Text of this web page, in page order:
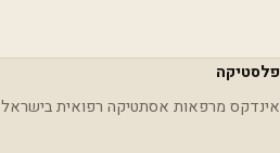
פלסטיקה
אינדקס מרפאות אסתטיקה רפואית בישראל